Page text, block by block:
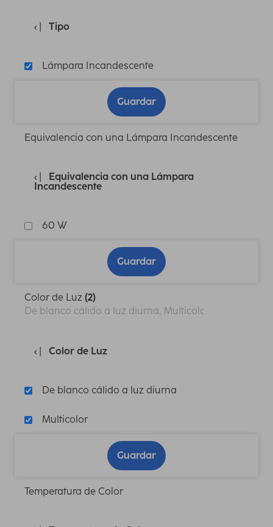
Tipo
Lámpara Incandescente
Guardar
Equivalencia con una Lámpara Incandescente
Equivalencia con una Lámpara
Incandescente
60 W
Guardar
Color de Luz (2)
De blanco cálido a luz diurna, Multicolor
Color de Luz
De blanco cálido a luz diurna
Multicolor
Guardar
Temperatura de Color